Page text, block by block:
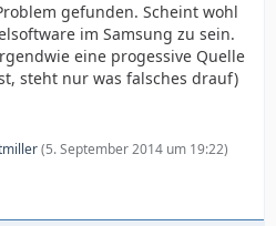
gefunden. Scheint wohl
im Samsung zu sein.
eine progessive Quelle
steht nur was falsches drauf)
(5. September 2014 um 19:22)